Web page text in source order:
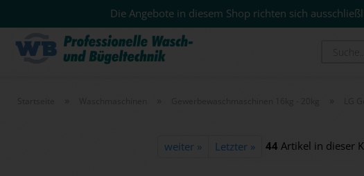
Die Angebote in diesem Shop richten sich
weiter » Letzter » 44 Artikel in dieser